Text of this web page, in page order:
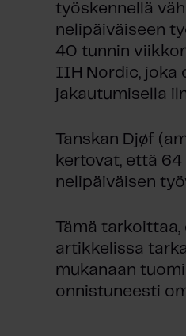
työskennellä
nelipäiväiseen
40 tunnin
IIH Nordic, joka
jakautumisella
Tanskan Djøf
kertovat, että
nelipäiväisen
Tämä
artikkelissa
mukanaan
onnistuneesti